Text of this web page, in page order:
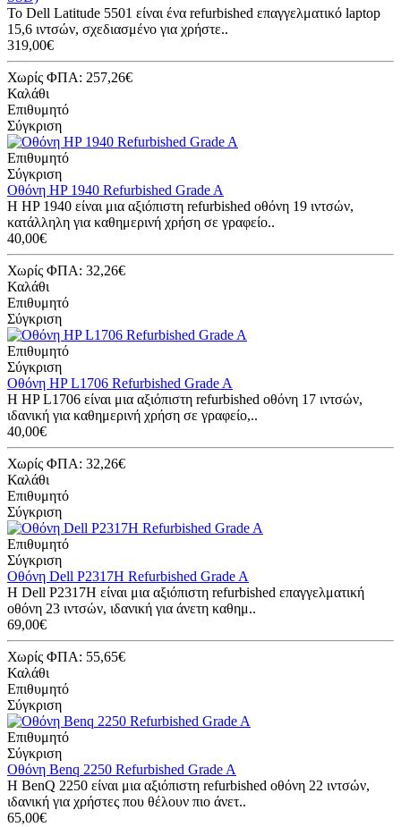
Το Dell Latitude 5501 είναι ένα refurbished επαγγελματικό laptop
15,6 ιντσών, σχεδιασμένο για χρήστε..
319,00€
Χωρίς ΦΠΑ: 257,26€
Καλάθι
Επιθυμητό
Σύγκριση
Επιθυμητό
Σύγκριση
Οθόνη HP 1940 Refurbished Grade A
Η HP 1940 είναι μια αξιόπιστη refurbished οθόνη 19 ιντσών,
κατάλληλη για καθημερινή χρήση σε γραφείο..
40,00€
Χωρίς ΦΠΑ: 32,26€
Καλάθι
Επιθυμητό
Σύγκριση
Επιθυμητό
Σύγκριση
Οθόνη HP L1706 Refurbished Grade A
Η HP L1706 είναι μια αξιόπιστη refurbished οθόνη 17 ιντσών,
ιδανική για καθημερινή χρήση σε γραφείο,..
40,00€
Χωρίς ΦΠΑ: 32,26€
Καλάθι
Επιθυμητό
Σύγκριση
Επιθυμητό
Σύγκριση
Οθόνη Dell P2317H Refurbished Grade A
Η Dell P2317H είναι μια αξιόπιστη refurbished επαγγελματική
οθόνη 23 ιντσών, ιδανική για άνετη καθημ..
69,00€
Χωρίς ΦΠΑ: 55,65€
Καλάθι
Επιθυμητό
Σύγκριση
Επιθυμητό
Σύγκριση
Οθόνη Benq 2250 Refurbished Grade A
Η BenQ 2250 είναι μια αξιόπιστη refurbished οθόνη 22 ιντσών,
ιδανική για χρήστες που θέλουν πιο άνετ..
65,00€